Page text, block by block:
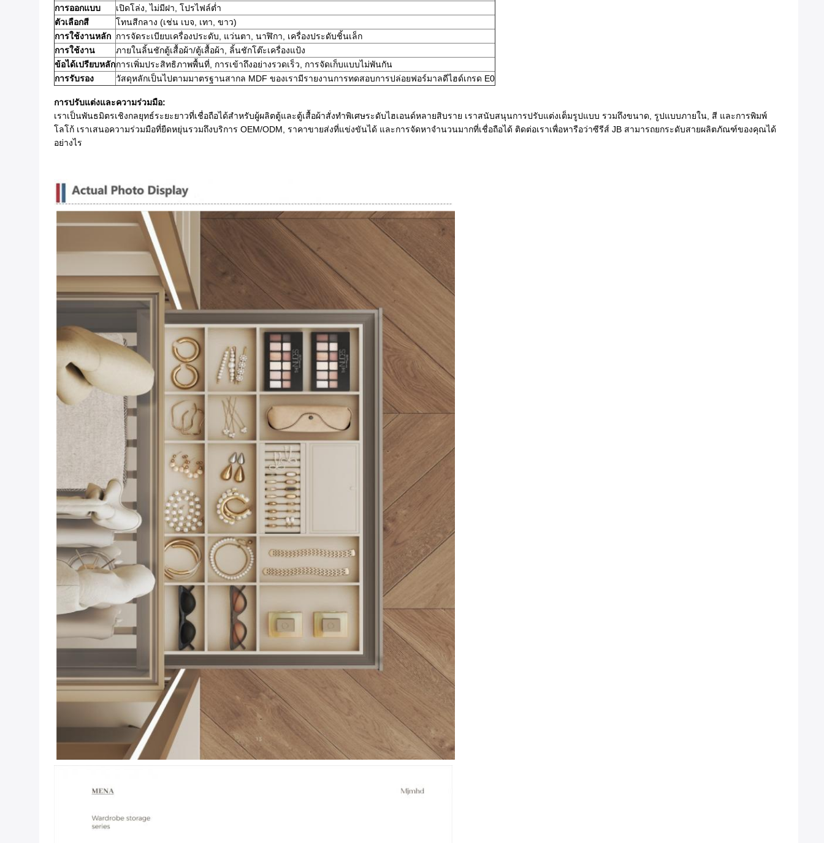
การออกแบบ
เปิดโล่ง, ไม่มีฝา, โปรไฟล์ต่ำ
ตัวเลือกสี
โทนสีกลาง (เช่น เบจ, เทา, ขาว)
การใช้งานหลัก การจัดระเบียบเครื่องประดับ, แว่นตา, นาฬิกา, เครื่องประดับชิ้นเล็ก
การใช้งาน
ภายในลิ้นชักตู้เสื้อผ้า/ตู้เสื้อผ้า, ลิ้นชักโต๊ะเครื่องแป้ง
ข้อได้เปรียบหลักการเพิ่มประสิทธิภาพพื้นที่, การเข้าถึงอย่างรวดเร็ว, การจัดเก็บแบบไม่พันกัน
การรับรอง
วัสดุหลักเป็นไปตามมาตรฐานสากล MDF ของเรามีรายงานการทดสอบการปล่อยฟอร์มาลดีไฮด์เกรด E0
การปรับแต่งและความร่วมมือ:
เราเป็นพันธมิตรเชิงกลยุทธ์ระยะยาวที่เชื่อถือได้สำหรับผู้ผลิตตู้และตู้เสื้อผ้าสั่งทำพิเศษระดับไฮเอนด์หลายสิบราย เราสนับสนุนการปรับแต่งเต็มรูปแบบ รวมถึงขนาด, รูปแบบภายใน, สี และการพิมพ์
โลโก้ เราเสนอความร่วมมือที่ยืดหยุ่นรวมถึงบริการ OEM/ODM, ราคาขายส่งที่แข่งขันได้ และการจัดหาจำนวนมากที่เชื่อถือได้ ติดต่อเราเพื่อหารือว่าซีรีส์ JB สามารถยกระดับสายผลิตภัณฑ์ของคุณได้
อย่างไร